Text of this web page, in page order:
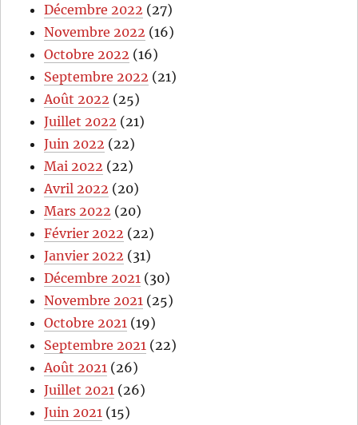
Décembre 2022 (27)
Novembre 2022 (16)
Octobre 2022 (16)
Septembre 2022 (21)
Août 2022 (25)
Juillet 2022 (21)
Juin 2022 (22)
Mai 2022 (22)
Avril 2022 (20)
Mars 2022 (20)
Février 2022 (22)
Janvier 2022 (31)
Décembre 2021 (30)
Novembre 2021 (25)
Octobre 2021 (19)
Septembre 2021 (22)
Août 2021 (26)
Juillet 2021 (26)
Juin 2021 (15)